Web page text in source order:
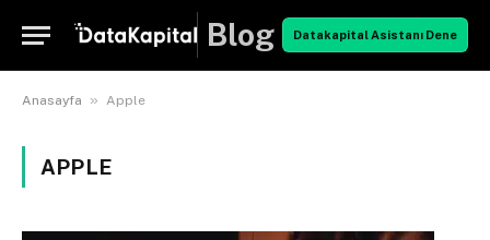
Blog Datakapital Asistanı Dene
Anasayfa » Apple
APPLE